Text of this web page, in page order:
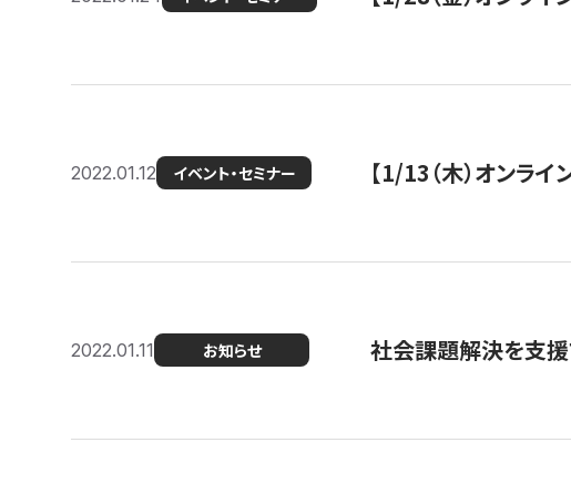
2022.01.12 イベント・セミナー 【1/13（木）オンラ
2022.01.11 お知らせ 社会課題解決を支援